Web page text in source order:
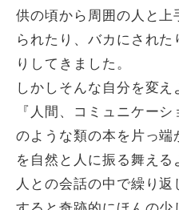
供の頃から周囲の人と
られたり、バカにされ
りしてきました。
しかしそんな自分を変
『人間、コミュニケーシ
のような類の本を片っ
を自然と人に振る舞え
人との会話の中で繰り返